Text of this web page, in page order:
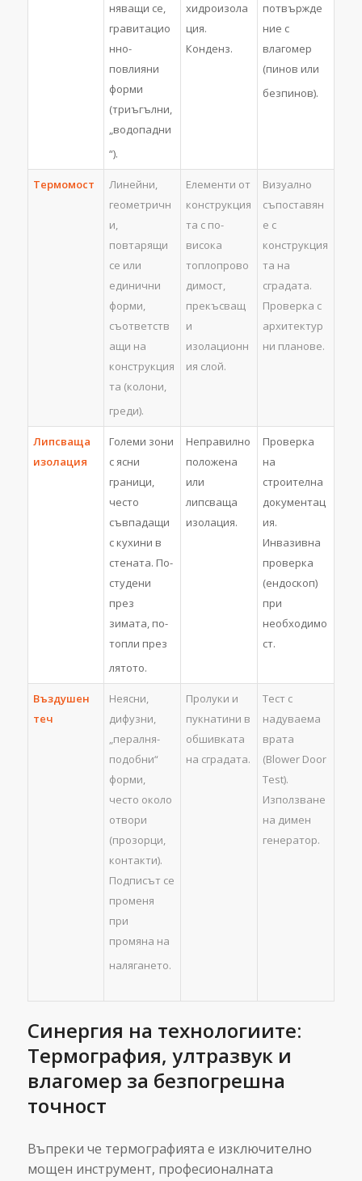
няващи се,
гравитацио
нно-
повлияни
форми
(триъгълни,
„водопадни
“).
хидроизола
ция.
Конденз.
потвържде
ние с
влагомер
(пинов или
безпинов).
Термомост
Линейни,
геометричн
и,
повтарящи
се или
единични
форми,
съответств
ащи на
конструкция
та (колони,
греди).
Елементи от
конструкция
та с по-
висока
топлопрово
димост,
прекъсващ
и
изолационн
ия слой.
Визуално
съпоставян
е с
конструкция
та на
сградата.
Проверка с
архитектур
ни планове.
Липсваща
изолация
Големи зони
с ясни
граници,
често
съвпадащи
с кухини в
стената. По-
студени
през
зимата, по-
топли през
лятото.
Неправилно
положена
или
липсваща
изолация.
Проверка
на
строителна
документац
ия.
Инвазивна
проверка
(ендоскоп)
при
необходимо
ст.
Въздушен
теч
Неясни,
дифузни,
„пералня-
подобни“
форми,
често около
отвори
(прозорци,
контакти).
Подписът се
променя
при
промяна на
налягането.
Пролуки и
пукнатини в
обшивката
на сградата.
Тест с
надуваема
врата
(Blower Door
Test).
Използване
на димен
генератор.
Синергия на технологиите:
Термография, ултразвук и
влагомер за безпогрешна
точност
Въпреки че термографията е изключително
мощен инструмент, професионалната